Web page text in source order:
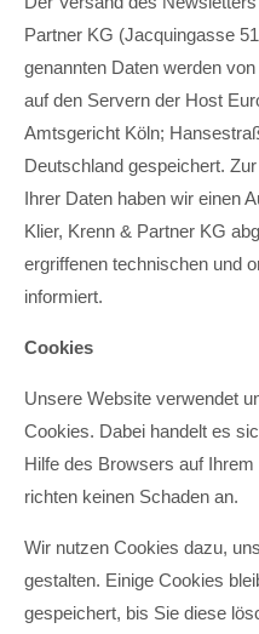
Partner KG (Jacquingasse
genannten Daten werden
auf den Servern der Host
Amtsgericht Köln;
Deutschland gespeichert.
Ihrer Daten haben wir einen
Klier, Krenn & Partner KG
ergriffenen technischen und
informiert.
Cookies
Unsere Website verwendet
Cookies. Dabei handelt es
Hilfe des Browsers auf
richten keinen Schaden an.
Wir nutzen Cookies dazu,
gestalten. Einige Cookies
gespeichert, bis Sie diese